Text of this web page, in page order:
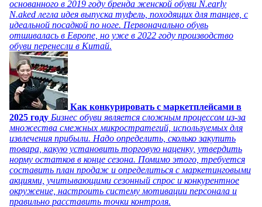
основанного в 2019 году бренда женской обуви N.early
N.aked легла идея выпуска туфель, походящих для танцев, с
идеальной посадкой по ноге. Первоначально обувь
отшивалась в Европе, но уже в 2022 году производство
обуви перенесли в Китай.
Как конкурировать с маркетплейсами в
2025 году Бизнес обуви является сложным процессом из-за
множества смежных микростратегий, используемых для
извлечения прибыли. Надо определить, сколько закупить
товара, какую установить торговую наценку, утвердить
норму остатков в конце сезона. Помимо этого, требуется
составить план продаж и определиться с маркетинговыми
акциями, учитывающими сезонный спрос и конкурентное
окружение, настроить систему мотивации персонала и
правильно расставить точки контроля.